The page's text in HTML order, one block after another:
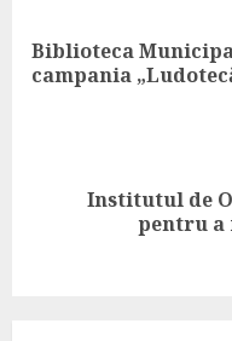
Reading
Biblioteca
campania
Institutul de
pentru a